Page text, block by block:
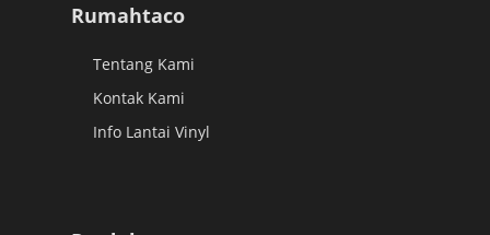
Rumahtaco
Tentang Kami
Kontak Kami
Info Lantai Vinyl